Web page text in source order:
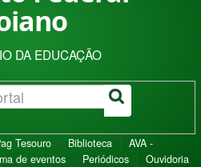
DA EDUCAÇÃO
Tesouro Biblioteca
AVA -
de eventos Periódicos Ouvidoria